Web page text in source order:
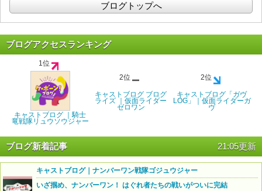
ブログトップへ
ブログアクセスランキング
1位
キャストブログ ｜騎士
竜戦隊リュウソウジャー
2位
キャストブログ ブログ
ライズ ｜仮面ライダー
ゼロワン
2位
キャストブログ「ガヴ
LOG」｜仮面ライダーガ
ヴ
ブログ新着記事 21:05更新
キャストブログ｜ナンバーワン戦隊ゴジュウジャー
いざ掴め、ナンバーワン！ はぐれ者たちの戦いがついに完結